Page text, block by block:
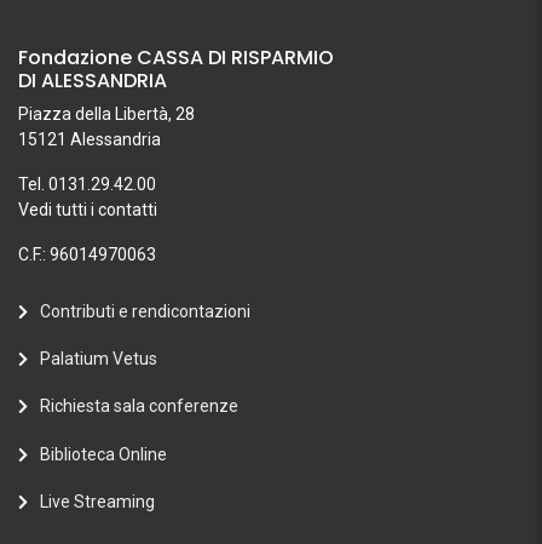
Fondazione CASSA DI RISPARMIO
DI ALESSANDRIA
Piazza della Libertà, 28
15121 Alessandria
Tel. 0131.29.42.00
Vedi tutti i contatti
C.F.: 96014970063
Contributi e rendicontazioni
Palatium Vetus
Richiesta sala conferenze
Biblioteca Online
Live Streaming